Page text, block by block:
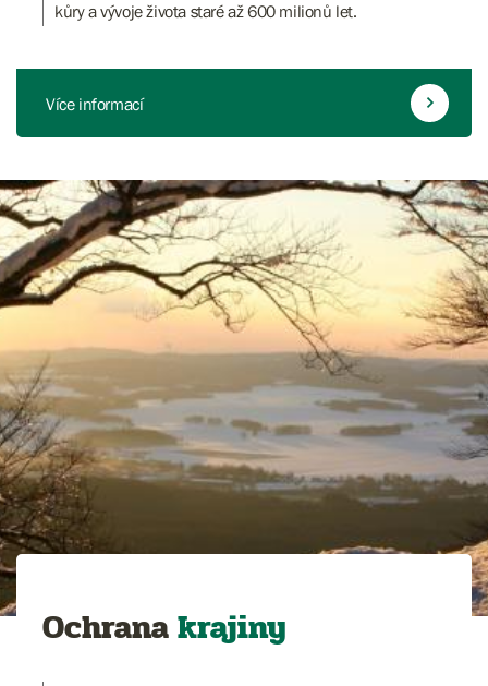
kůry a vývoje života staré až 600 milionů let.
Více informací
Ochranakrajiny